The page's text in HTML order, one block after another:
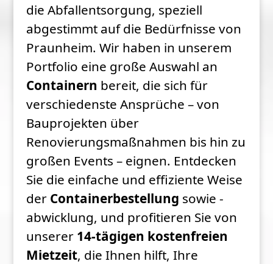
die Abfallentsorgung, speziell
abgestimmt auf die Bedürfnisse von
Praunheim. Wir haben in unserem
Portfolio eine große Auswahl an
Containern bereit, die sich für
verschiedenste Ansprüche – von
Bauprojekten über
Renovierungsmaßnahmen bis hin zu
großen Events – eignen. Entdecken
Sie die einfache und effiziente Weise
der Containerbestellung sowie -
abwicklung, und profitieren Sie von
unserer 14-tägigen kostenfreien
Mietzeit, die Ihnen hilft, Ihre